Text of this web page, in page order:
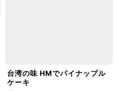
台湾の味 HMでパイナップル
ケーキ